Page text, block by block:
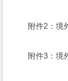
附件2：境
附件3：境